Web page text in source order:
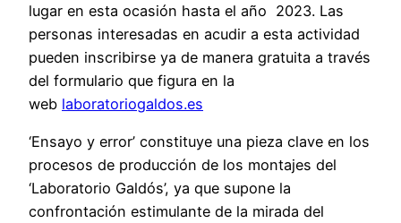
lugar en esta ocasión hasta el año 2023. Las
personas interesadas en acudir a esta actividad
pueden inscribirse ya de manera gratuita a través
del formulario que figura en la
web laboratoriogaldos.es
‘Ensayo y error’ constituye una pieza clave en los
procesos de producción de los montajes del
‘Laboratorio Galdós’, ya que supone la
confrontación estimulante de la mirada del